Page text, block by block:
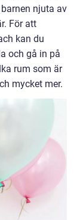
njuta av
För att
kan du
och gå in på
rum som är
mycket mer.